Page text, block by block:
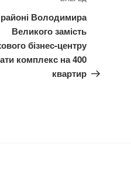
запис
Володимира
Великого замість
бізнес-центру
комплекс на 400
квартир